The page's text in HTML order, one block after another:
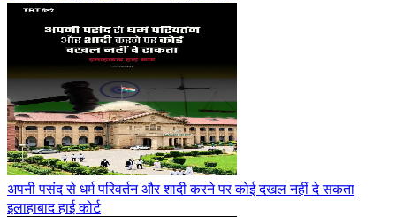
अपनी पसंद से धर्म परिवर्तन और शादी करने पर कोई दखल नहीं दे सकता
इलाहाबाद हाई कोर्ट